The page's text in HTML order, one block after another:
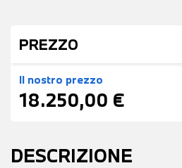
PREZZO
Il nostro prezzo
18.250,00 €
DESCRIZIONE